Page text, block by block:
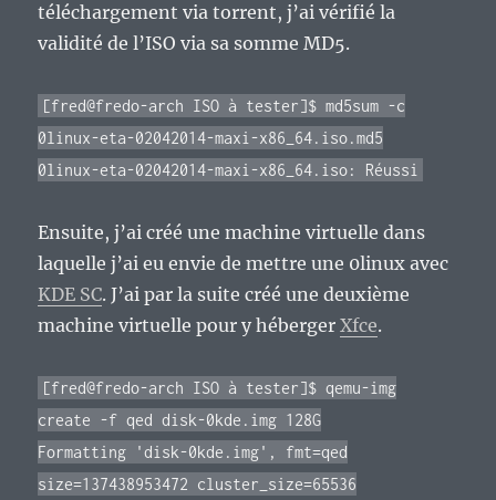
téléchargement via torrent, j’ai vérifié la
validité de l’ISO via sa somme MD5.
[fred@fredo-arch ISO à tester]$ md5sum -c
0linux-eta-02042014-maxi-x86_64.iso.md5
0linux-eta-02042014-maxi-x86_64.iso: Réussi
Ensuite, j’ai créé une machine virtuelle dans
laquelle j’ai eu envie de mettre une 0linux avec
KDE SC. J’ai par la suite créé une deuxième
machine virtuelle pour y hébergerXfce.
[fred@fredo-arch ISO à tester]$ qemu-img
create -f qed disk-0kde.img 128G
Formatting 'disk-0kde.img', fmt=qed
size=137438953472 cluster_size=65536